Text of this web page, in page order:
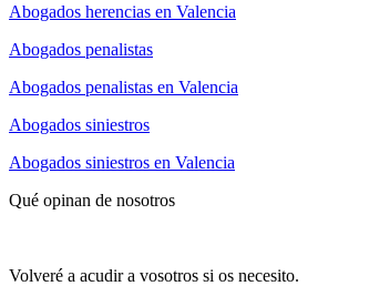
Abogados herencias en Valencia
Abogados penalistas
Abogados penalistas en Valencia
Abogados siniestros
Abogados siniestros en Valencia
Qué opinan de nosotros
Volveré a acudir a vosotros si os necesito.